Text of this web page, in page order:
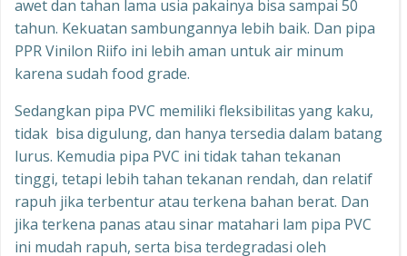
awet dan tahan lama usia pakainya bisa sampai 50
tahun. Kekuatan sambungannya lebih baik. Dan pipa
PPR Vinilon Riifo ini lebih aman untuk air minum
karena sudah food grade.
Sedangkan pipa PVC memiliki fleksibilitas yang kaku,
tidak bisa digulung, dan hanya tersedia dalam batang
lurus. Kemudia pipa PVC ini tidak tahan tekanan
tinggi, tetapi lebih tahan tekanan rendah, dan relatif
rapuh jika terbentur atau terkena bahan berat. Dan
jika terkena panas atau sinar matahari lam pipa PVC
ini mudah rapuh, serta bisa terdegradasi oleh